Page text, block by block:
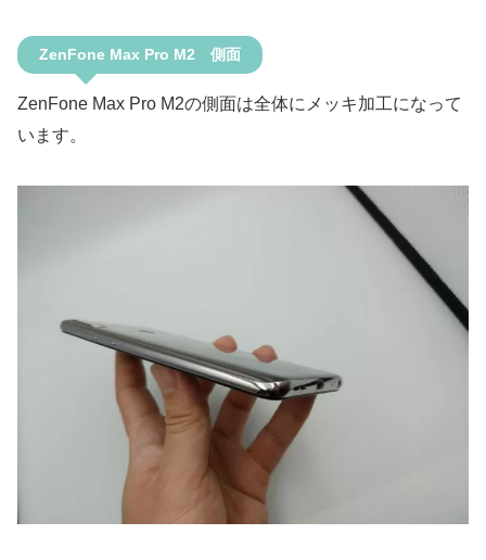
ZenFone Max Pro M2 側面
ZenFone Max Pro M2の側面は全体にメッキ加工になって
います。